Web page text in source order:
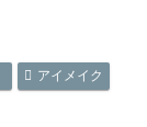
アイメイク